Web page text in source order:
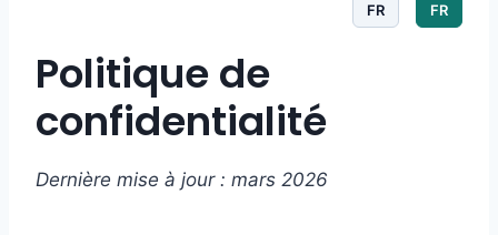
FR FR
Politique de
confidentialité
Dernière mise à jour : mars 2026